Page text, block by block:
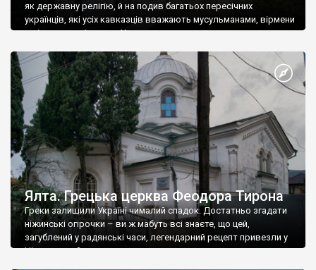
як державну релігію, й на подив багатьох пересічних
українців, які усіх кавказців вважають мусульманами, вірмени
є відданими вірянами Христа
Ялта. Грецька церква Феодора Тирона
Греки залишили Україні чималий спадок. Достатньо згадати
ніжинські огірочки – ви ж мабуть всі знаєте, що цей,
загублений у радянські часи, легендарний рецепт привезли у
Ніжин греки?